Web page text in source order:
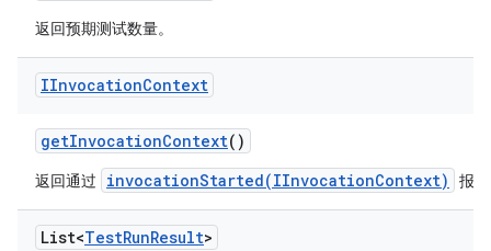
返回预期测试数量。
IInvocationContext
getInvocationContext()
返回通过 invocationStarted(IInvocationContext) 报
List<TestRunResult>